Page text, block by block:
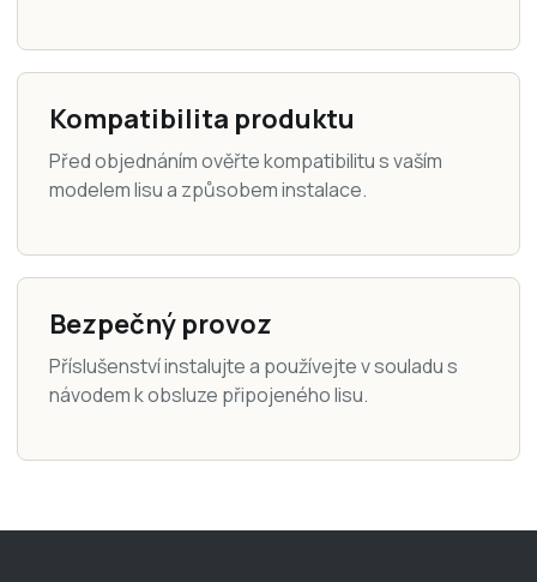
Kompatibilita produktu
Před objednáním ověřte kompatibilitu s vaším
modelem lisu a způsobem instalace.
Bezpečný provoz
Příslušenství instalujte a používejte v souladu s
návodem k obsluze připojeného lisu.